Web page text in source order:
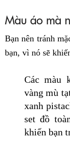
Màu áo mà
Bạn nên tránh
bạn, vì nó sẽ
Các màu
vàng mù
xanh
set đồ
khiến bạn